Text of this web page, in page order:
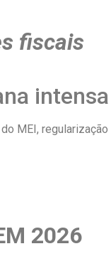
fiscais
MEI,
2026